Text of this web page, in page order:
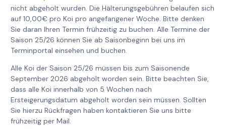
nicht abgeholt wurden. Die Hälterungsgebühren belaufen sich
auf 10,00€ pro Koi pro angefangener Woche. Bitte denken
Sie daran Ihren Termin frühzeitig zu buchen. Alle Termine der
Saison 25/26 können Sie ab Saisonbeginn bei uns im
Terminportal einsehen und buchen.
Alle Koi der Saison 25/26 müssen bis zum Saisonende
September 2026 abgeholt worden sein. Bitte beachten Sie,
dass alle Koi innerhalb von 5 Wochen nach
Ersteigerungsdatum abgeholt worden sein müssen. Sollten
Sie hierzu Rückfragen haben kontaktieren Sie uns bitte
frühzeitig per Mail.